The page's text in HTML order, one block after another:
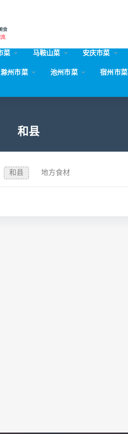
菜 马鞍山菜 安庆市菜
滁州市菜 池州市菜 宿州市菜
和县
和县 地方食材